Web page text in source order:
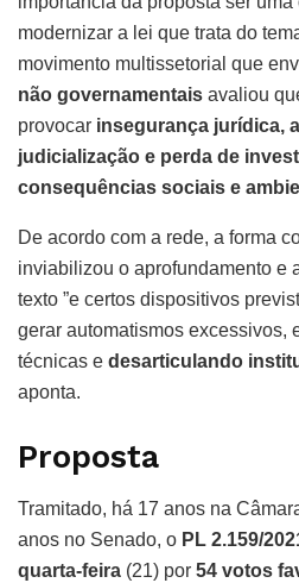
modernizar a lei que trata do
movimento multissetorial que
não governamentais avaliou
provocar insegurança jurídica,
judicialização e perda de
consequências sociais e
De acordo com a rede, a forma
inviabilizou o aprofundamento e
texto ”e certos dispositivos
gerar automatismos excessivos,
técnicas e desarticulando
aponta.
Proposta
Tramitado, há 17 anos na
anos no Senado, o PL 2.159/
quarta-feira (21) por 54 votos